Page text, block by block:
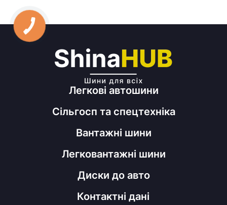
Легкові автошини
Сільгосп та спецтехніка
Вантажні шини
Легковантажні шини
Диски до авто
Контактні дані